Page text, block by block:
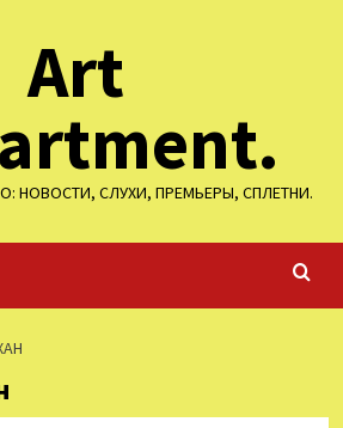
Art
НОВОСТИ, СЛУХИ, ПРЕМЬЕРЫ, СПЛЕТНИ.